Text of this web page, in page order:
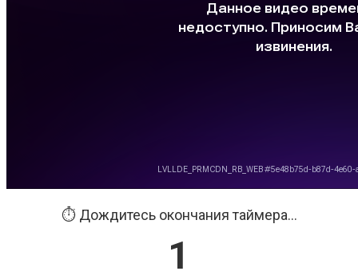
⏱️ Дождитесь окончания таймера...
0